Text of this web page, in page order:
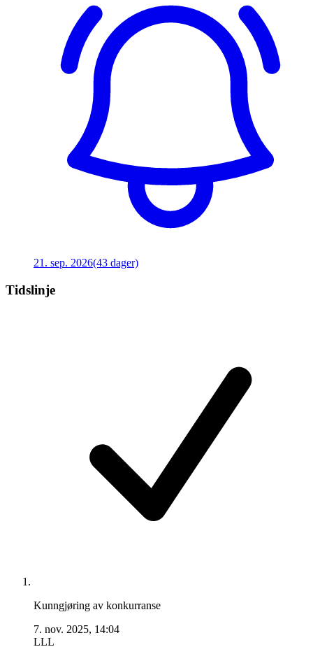
21. sep. 2026(43 dager)
Tidslinje
Kunngjøring av konkurranse
7. nov. 2025, 14:04
LLL